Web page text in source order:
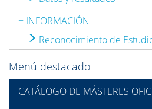
+ INFORMACIÓN
Reconocimiento de
Menú destacado
CATÁLOGO DE MÁSTERES